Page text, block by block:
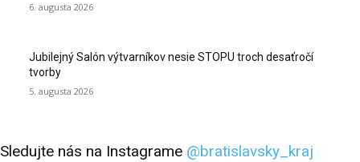
6. augusta 2026
Jubilejný Salón výtvarníkov nesie STOPU troch desaťročí
tvorby
5. augusta 2026
Sledujte nás na Instagrame @bratislavsky_kraj